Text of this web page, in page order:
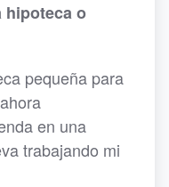
hipoteca o
pequeña para
en una
trabajando mi